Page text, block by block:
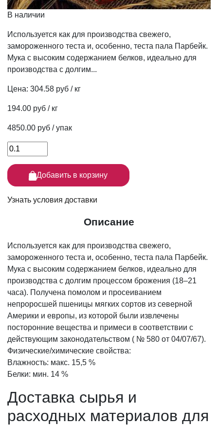
В наличии
Используется как для производства свежего,
замороженного теста и, особенно, теста пала Парбейк.
Мука с высоким содержанием белков, идеально для
производства с долгим...
Цена: 304.58 руб / кг
194.00 руб / кг
4850.00 руб / упак
Добавить в корзину
Узнать условия доставки
Описание
Используется как для производства свежего,
замороженного теста и, особенно, теста пала Парбейк.
Мука с высоким содержанием белков, идеально для
производства с долгим процессом брожения (18–21
часа). Получена помолом и просеиванием
непроросшей пшеницы мягких сортов из северной
Америки и европы, из которой были извлечены
посторонние вещества и примеси в соответствии с
действующим законодательством ( № 580 от 04/07/67).
Физические/химические свойства:
Влажность: макс. 15,5 %
Белки: мин. 14 %
Доставка сырья и
расходных материалов для